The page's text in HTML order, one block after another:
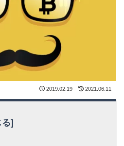
2019.02.19 2021.06.11